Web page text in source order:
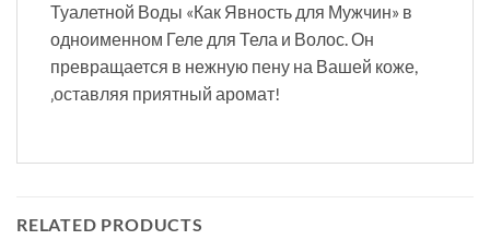
Туалетной Воды «Как Явность для Мужчин» в
одноименном Геле для Тела и Волос. Он
превращается в нежную пену на Вашей коже,
‚оставляя приятный аромат!
RELATED PRODUCTS